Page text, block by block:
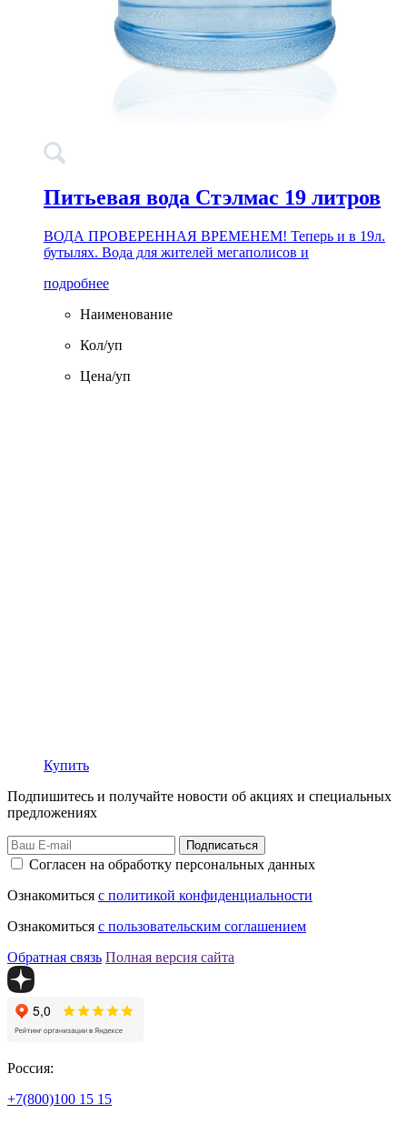
Питьевая вода Стэлмас 19 литров
ВОДА ПРОВЕРЕННАЯ ВРЕМЕНЕМ! Теперь и в 19л.
бутылях. Вода для жителей мегаполисов и
подробнее
Наименование
Кол/уп
Цена/уп
Купить
Подпишитесь и получайте новости об акциях и специальных
предложениях
Подписаться
Согласен на обработку персональных данных
Ознакомиться с политикой конфиденциальности
Ознакомиться с пользовательским соглашением
Обратная связь Полная версия сайта
Россия:
+7(800)100 15 15